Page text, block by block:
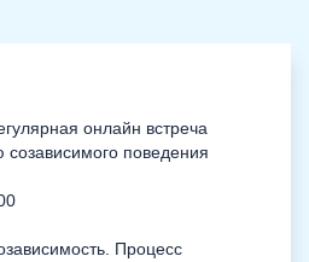
онлайн встреча
поведения
Процесс